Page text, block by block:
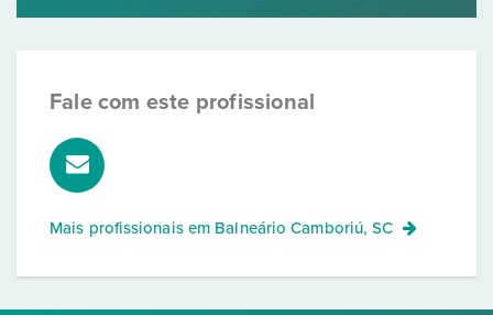
Fale com este profissional
Mais profissionais em Balneário Camboriú, SC